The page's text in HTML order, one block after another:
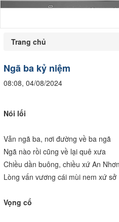
Trang chủ
Ngã ba kỷ niệm
08:08, 04/08/2024
Nói lối
Vẫn ngã ba, nơi đường về ba ngã
Ngã nào rồi cũng về lại quê xưa
Chiều dần buông, chiều xứ An Nhơn
Lòng vấn vương cái mùi nem xứ sở
Vọng cổ